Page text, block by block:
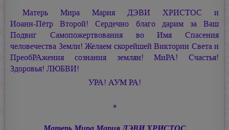
Матерь Мира Мария ДЭВИ ХРИСТОС и
Иоанн-Пётр Второй! Сердечно благо дарим за Ваш
Подвиг Самопожертвования во Имя Спасения
человечества Земли! Желаем скорейшей Виктории Света и
ПреобРАжения сознания землян! МиРА! Счастья!
Здоровья! ЛЮБВИ!
УРА! АУМ РА!
*